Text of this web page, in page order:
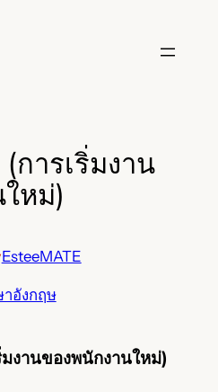
การเริ่มงาน
หม่)
EsteeMATE
าอังกฤษ
งานของพนักงานใหม่)